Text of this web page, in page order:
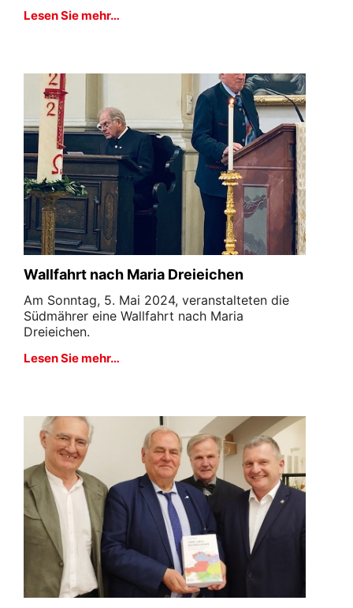
Lesen Sie mehr…
Wallfahrt nach Maria Dreieichen
Am Sonntag, 5. Mai 2024, veranstalteten die
Südmährer eine Wallfahrt nach Maria
Dreieichen.
Lesen Sie mehr…